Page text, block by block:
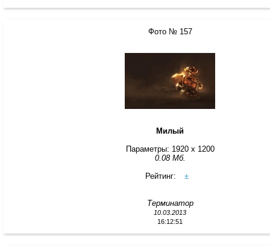
Фото № 157
Милый
Параметры: 1920 x 1200
0.08 Мб.
Рейтинг:
±
Терминатор
10.03.2013
16:12:51